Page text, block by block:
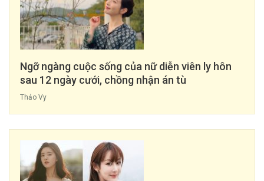
Ngỡ ngàng cuộc sống của nữ diễn viên ly hôn
sau 12 ngày cưới, chồng nhận án tù
Thảo Vy